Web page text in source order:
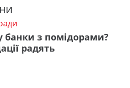
банки з помідорами?
радять